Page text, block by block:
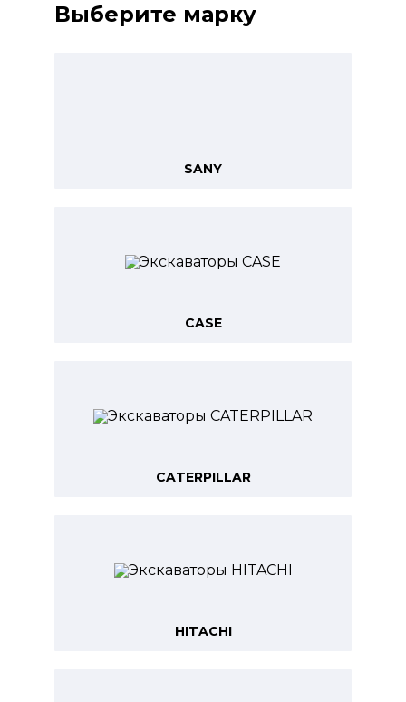
Выберите марку
SANY
CASE
CATERPILLAR
HITACHI